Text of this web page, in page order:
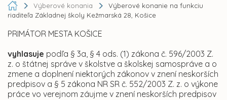
Výberové konania
Výberové konanie na funkciu
riaditeľa Základnej školy Kežmarská 28, Košice
PRIMÁTOR MESTA KOŠICE
vyhlasuje podľa § 3a, § 4 ods. (1) zákona č. 596/2003 Z.
z. o štátnej správe v školstve a školskej samospráve a o
zmene a doplnení niektorých zákonov v znení neskorších
predpisov a § 5 zákona NR SR č. 552/2003 Z. z. o výkone
práce vo verejnom záujme v znení neskorších predpisov